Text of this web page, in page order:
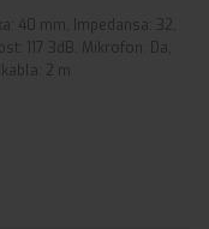
40 mm, Impedansa: 32,
117 3dB, Mikrofon: Da,
2 m